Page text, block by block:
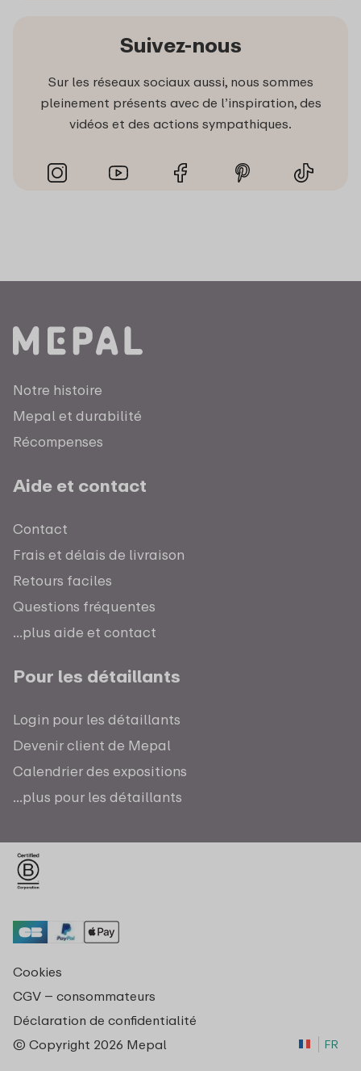
Suivez-nous
Sur les réseaux sociaux aussi, nous sommes
pleinement présents avec de l’inspiration, des
vidéos et des actions sympathiques.
Notre histoire
Mepal et durabilité
Récompenses
Aide et contact
Contact
Frais et délais de livraison
Retours faciles
Questions fréquentes
...plus aide et contact
Pour les détaillants
Login pour les détaillants
Devenir client de Mepal
Calendrier des expositions
...plus pour les détaillants
Cookies
CGV – consommateurs
Déclaration de confidentialité
© Copyright 2026 Mepal
FR